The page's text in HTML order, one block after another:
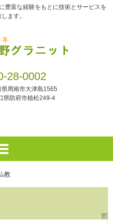
豊富な経験をもとに技術とサービスを
ます。
28-0002
周南市大津島1565
県防府市植松249-4
教